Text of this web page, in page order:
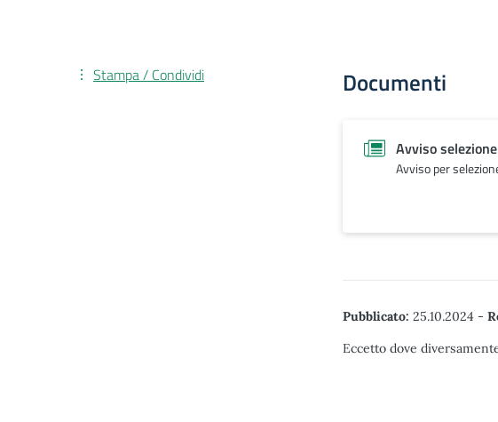
Documenti
Avviso
Avviso per
Pubblicato: 25.10.2024 -
Eccetto dove
Stampa / Condividi